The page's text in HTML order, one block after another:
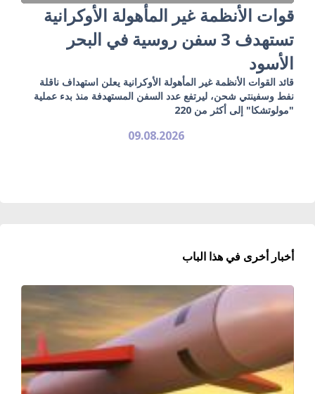
قوات الأنظمة غير المأهولة الأوكرانية
تستهدف 3 سفن روسية في البحر
الأسود
قائد القوات الأنظمة غير المأهولة الأوكرانية يعلن استهداف ناقلة
نفط وسفينتي شحن، ليرتفع عدد السفن المستهدفة منذ بدء عملية
"مولوتشكا" إلى أكثر من 220
09.08.2026
أخبار أخرى في هذا الباب